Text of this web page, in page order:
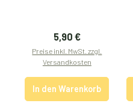
Regulärer Preis:
5,90 €
Preise inkl. MwSt. zzgl.
Versandkosten
In den Warenkorb